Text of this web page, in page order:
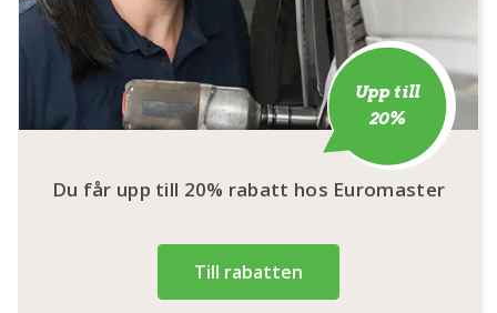
Upp till
20%
Du får upp till 20% rabatt hos Euromaster
Till rabatten